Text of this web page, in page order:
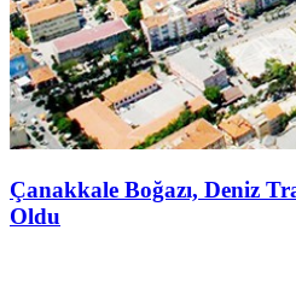
Çanakkale Boğazı, Deniz
Oldu